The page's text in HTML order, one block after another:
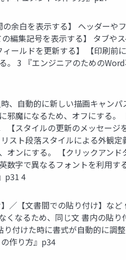
余白を表示する】 ヘッダーや
編集記号を表示する】 タブや
ールドを更新する】 【印刷
。 3 『エンジニアのための
、自動的に新しい描画キャン
邪魔になるため、オフにする
【スタイルの更新のメッセー
スト段落スタイルによる外観
ンにする。 【クリックアン
数字で異なるフォントを利用
p31 4
【文書間での貼り付け】な
くなるため、同じ文 書内の貼
付けた時に書式が自動的に調
作り方』p34